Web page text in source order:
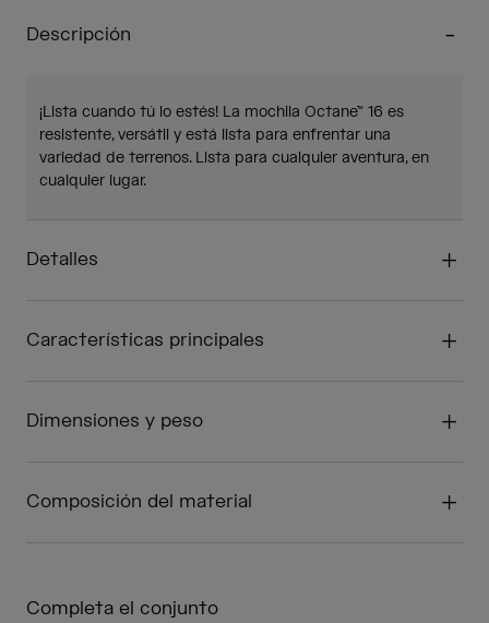
Descripción
¡Lista cuando tú lo estés! La mochila Octane™ 16 es
resistente, versátil y está lista para enfrentar una
variedad de terrenos. Lista para cualquier aventura, en
cualquier lugar.
Detalles
Características principales
Dimensiones y peso
Composición del material
Completa el conjunto